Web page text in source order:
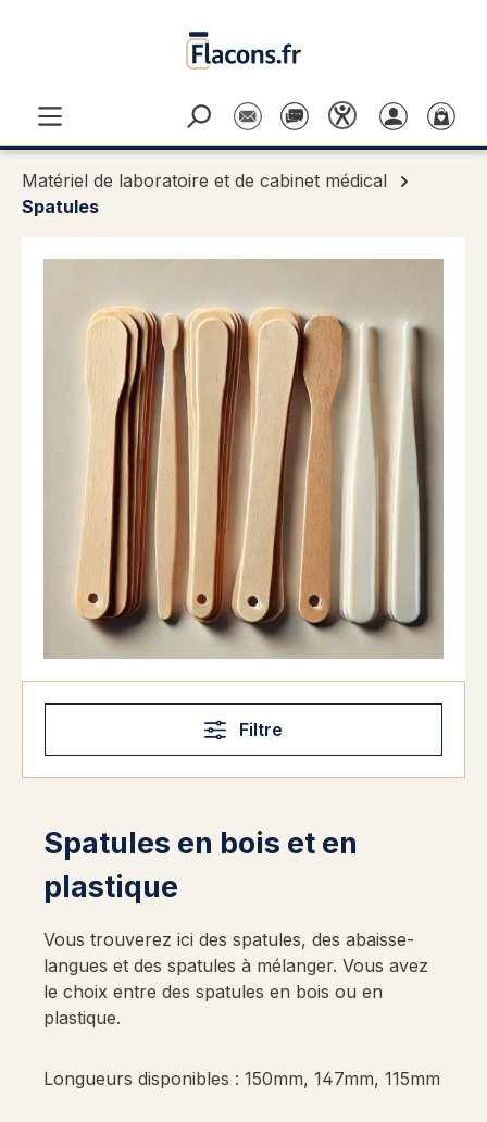
Matériel de laboratoire et de cabinet médical
Spatules
Filtre
Spatules en bois et en
plastique
Vous trouverez ici des spatules, des abaisse-
langues et des spatules à mélanger. Vous avez
le choix entre des spatules en bois ou en
plastique.
Longueurs disponibles : 150mm, 147mm, 115mm